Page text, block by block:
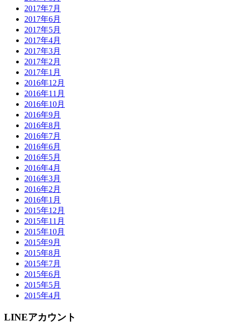
2017年7月
2017年6月
2017年5月
2017年4月
2017年3月
2017年2月
2017年1月
2016年12月
2016年11月
2016年10月
2016年9月
2016年8月
2016年7月
2016年6月
2016年5月
2016年4月
2016年3月
2016年2月
2016年1月
2015年12月
2015年11月
2015年10月
2015年9月
2015年8月
2015年7月
2015年6月
2015年5月
2015年4月
LINEアカウント